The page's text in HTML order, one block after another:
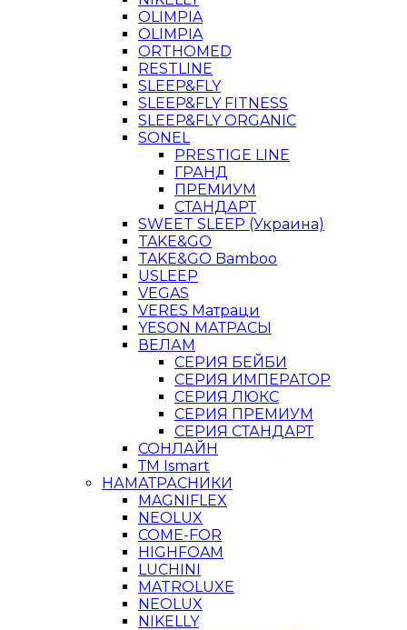
OLIMPIA
OLIMPIA
ORTHOMED
RESTLINE
SLEEP&FLY
SLEEP&FLY FITNESS
SLEEP&FLY ORGANIC
SONEL
PRESTIGE LINE
ГРАНД
ПРЕМИУМ
СТАНДАРТ
SWEET SLEEP (Украина)
TAKE&GO
TAKE&GO Bamboo
USLEEP
VEGAS
VERES Матраци
YESON МАТРАСЫ
ВЕЛАМ
СЕРИЯ БЕЙБИ
СЕРИЯ ИМПЕРАТОР
СЕРИЯ ЛЮКС
СЕРИЯ ПРЕМИУМ
СЕРИЯ СТАНДАРТ
СОНЛАЙН
ТМ Ismart
НАМАТРАСНИКИ
MAGNIFLEX
NEOLUX
COME-FOR
HIGHFOAM
LUCHINI
MATROLUXE
NEOLUX
NIKELLY